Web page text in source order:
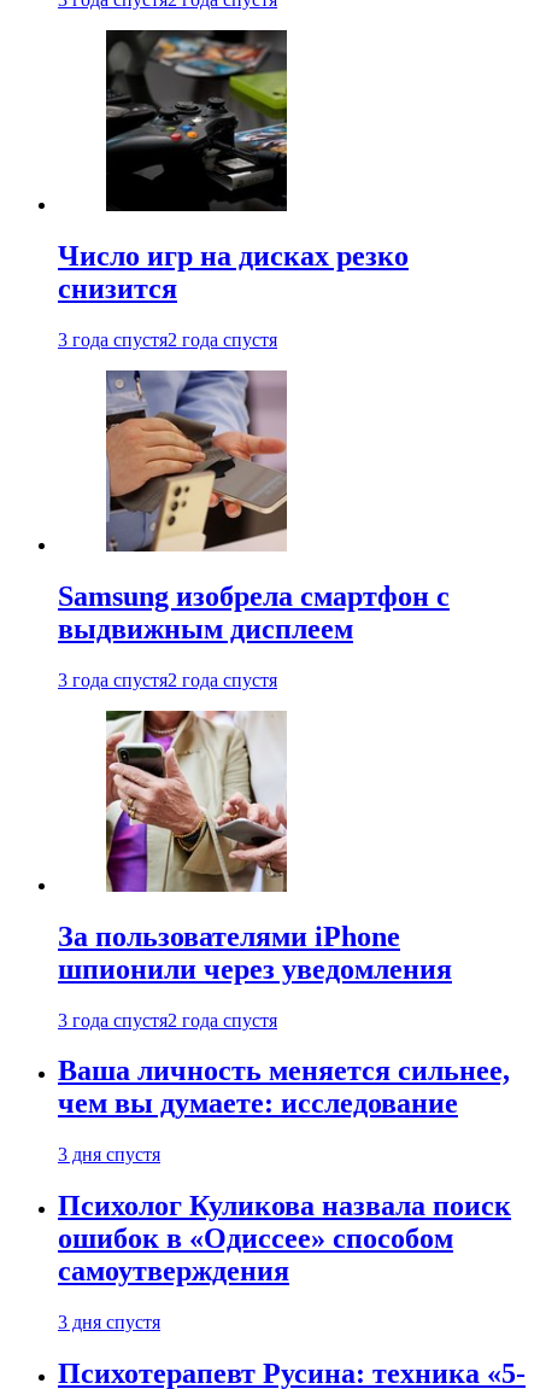
Число игр на дисках резко
снизится
3 года спустя2 года спустя
Samsung изобрела смартфон с
выдвижным дисплеем
3 года спустя2 года спустя
За пользователями iPhone
шпионили через уведомления
3 года спустя2 года спустя
Ваша личность меняется сильнее,
чем вы думаете: исследование
3 дня спустя
Психолог Куликова назвала поиск
ошибок в «Одиссее» способом
самоутверждения
3 дня спустя
Психотерапевт Русина: техника «5-